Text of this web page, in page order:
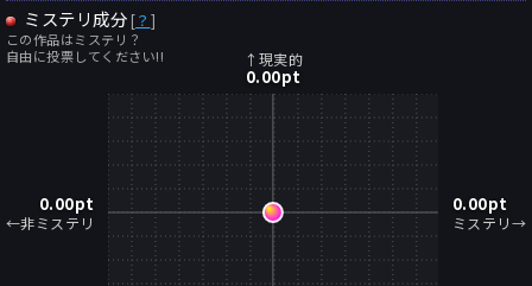
ミステリ成分 [？ ]
この作品はミステリ？
自由に投票してください!!
↑現実的
0.00pt
0.00pt
←非ミステリ
0.00pt
ミステリ→